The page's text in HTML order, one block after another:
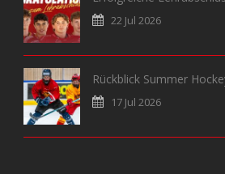
22 Jul 2026
Rückblick Summer
17 Jul 2026